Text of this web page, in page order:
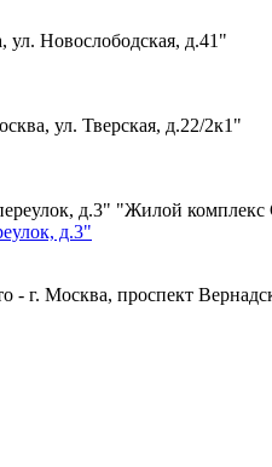
ул. Новослободская, д.41"
ул. Тверская, д.22/2к1"
"Жилой комплекс
д.3"
- г. Москва, проспект